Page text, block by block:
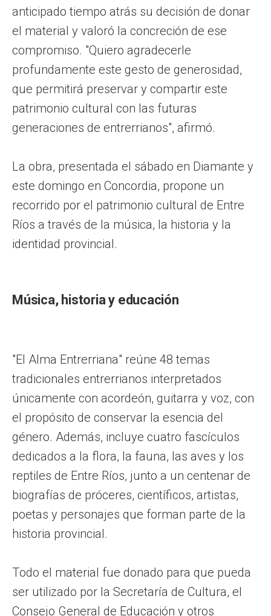
anticipado tiempo atrás su decisión de donar
el material y valoró la concreción de ese
compromiso. "Quiero agradecerle
profundamente este gesto de generosidad,
que permitirá preservar y compartir este
patrimonio cultural con las futuras
generaciones de entrerrianos", afirmó.
La obra, presentada el sábado en Diamante y
este domingo en Concordia, propone un
recorrido por el patrimonio cultural de Entre
Ríos a través de la música, la historia y la
identidad provincial.
Música, historia y educación
"El Alma Entrerriana" reúne 48 temas
tradicionales entrerrianos interpretados
únicamente con acordeón, guitarra y voz, con
el propósito de conservar la esencia del
género. Además, incluye cuatro fascículos
dedicados a la flora, la fauna, las aves y los
reptiles de Entre Ríos, junto a un centenar de
biografías de próceres, científicos, artistas,
poetas y personajes que forman parte de la
historia provincial.
Todo el material fue donado para que pueda
ser utilizado por la Secretaría de Cultura, el
Consejo General de Educación y otros